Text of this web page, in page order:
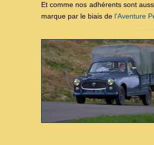
Et comme nos adhérents sont
marque par le biais de l'Aventure